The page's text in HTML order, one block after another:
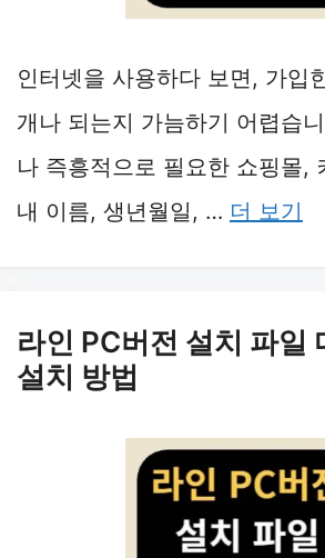
인터넷을 사용하다 보면, 가입
개나 되는지 가늠하기 어렵습
나 즉흥적으로 필요한 쇼핑몰,
내 이름, 생년월일, … 더 보기
라인 PC버전 설치 파일
설치 방법